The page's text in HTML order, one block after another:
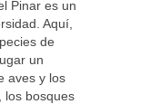
Pinar es un
Aquí,
de
un
aves y los
los bosques